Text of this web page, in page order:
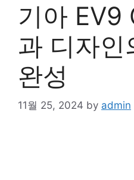
기아 EV9
과 디자인
완성
11월 25, 2024 by admin